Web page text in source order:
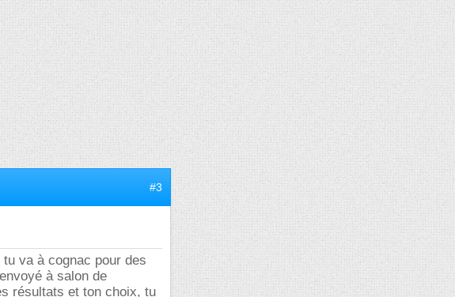
#3
va à cognac pour des
à salon de
résultats et ton choix, tu